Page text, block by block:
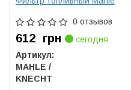
0 отзывов
612 грн
сегодня
Артикул:
MAHLE /
KNECHT